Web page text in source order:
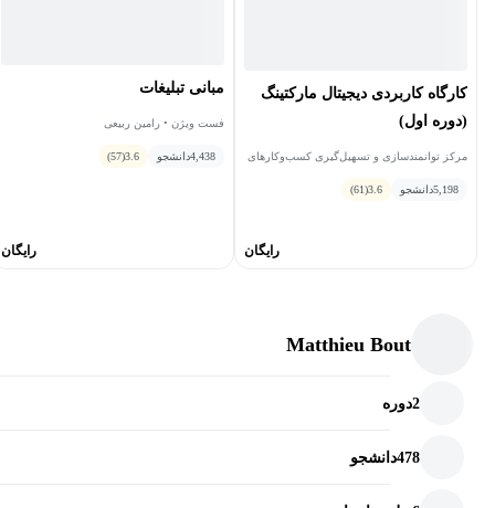
کارگاه کاربردی دیجیتال مارکتینگ
(دوره اول)
مرکز توانمندسازی و تسهیل‌گیری کسب‌وکارهای
5,198دانشجو 3.6
(61)
رایگان
مبانی تبلیغات
فست ویژن • رامین ربیعی
4,438دانشجو 3.6
(57)
رایگان
Matthieu Bout
2دوره
478دانشجو